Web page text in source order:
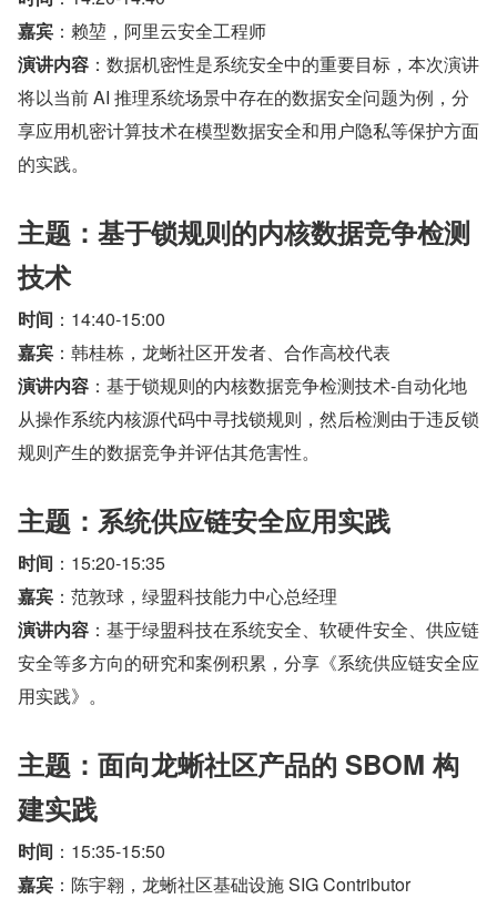
嘉宾 ：赖堃，阿里云安全工程师
演讲内容 ：数据机密性是系统安全中的重要目标，本次演讲
将以当前 AI 推理系统场景中存在的数据安全问题为例，分
享应用机密计算技术在模型数据安全和用户隐私等保护方面
的实践。
主题：基于锁规则的内核数据竞争检测
技术
时间 ：14:40-15:00
嘉宾 ：韩桂栋，龙蜥社区开发者、合作高校代表
演讲内容 ：基于锁规则的内核数据竞争检测技术-自动化地
从操作系统内核源代码中寻找锁规则，然后检测由于违反锁
规则产生的数据竞争并评估其危害性。
主题：系统供应链安全应用实践
时间 ：15:20-15:35
嘉宾 ：范敦球，绿盟科技能力中心总经理
演讲内容 ：基于绿盟科技在系统安全、软硬件安全、供应链
安全等多方向的研究和案例积累，分享《系统供应链安全应
用实践》。
主题：面向龙蜥社区产品的 SBOM 构
建实践
时间 ：15:35-15:50
嘉宾 ：陈宇翱，龙蜥社区基础设施 SIG Contributor